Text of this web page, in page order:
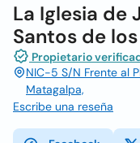
La Iglesia de
Santos de
Propietario
NIC-5 S/N Frente al
Matagalpa,
Escribe una reseña